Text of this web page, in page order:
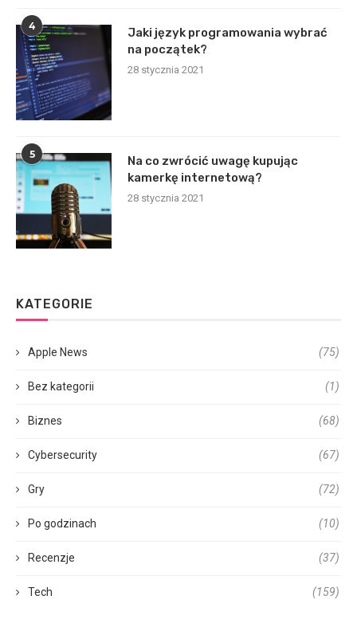
4
Jaki język programowania wybrać
na początek?
28 stycznia 2021
5
Na co zwrócić uwagę kupując
kamerkę internetową?
28 stycznia 2021
KATEGORIE
Apple News (75)
Bez kategorii (1)
Biznes (68)
Cybersecurity (67)
Gry (72)
Po godzinach (10)
Recenzje (37)
Tech (159)